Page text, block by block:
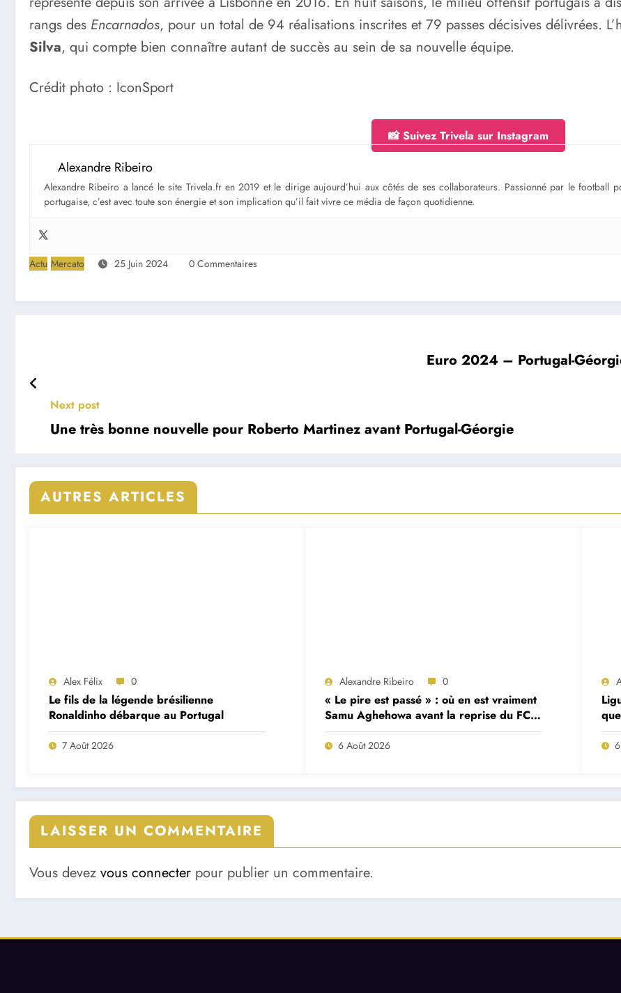
rangs des Encarnados, pour un total de 94 réalisations inscrites et 79 passes décisives délivrées.
Silva, qui compte bien connaître autant de succès au sein de sa nouvelle équipe.
Crédit photo : IconSport
📸 Suivez Trivela sur Instagram
Alexandre Ribeiro
Alexandre Ribeiro a lancé le site Trivela.fr en 2019 et le dirige aujourd’hui aux côtés de ses collaborateurs. Passionné par le football
portugaise, c’est avec toute son énergie et son implication qu’il fait vivre ce média de façon quotidienne.
Actu Mercato 25 Juin 2024 0 Commentaires
Euro 2024 – Portugal-
Next post
Une très bonne nouvelle pour Roberto Martinez avant Portugal-Géorgie
AUTRES ARTICLES
Alex Félix 0
Le fils de la légende brésilienne
Ronaldinho débarque au Portugal
7 Août 2026
Alexandre Ribeiro 0
« Le pire est passé » : où en est vraiment
Samu Aghehowa avant la reprise du FC
Porto ?
6 Août 2026
LAISSER UN COMMENTAIRE
Vous devez vous connecter pour publier un commentaire.